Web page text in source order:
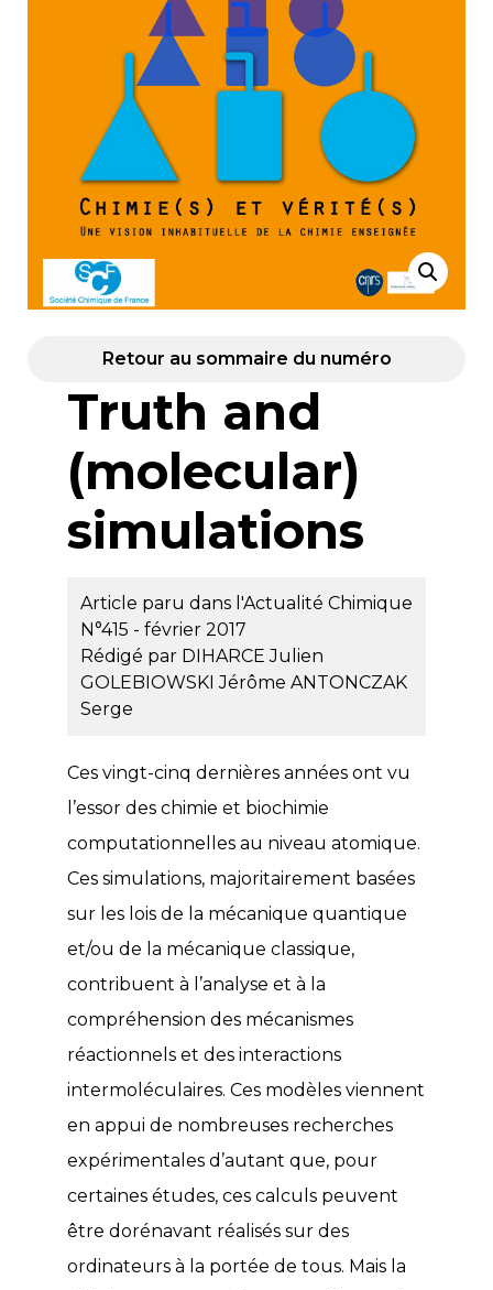
Retour au sommaire du numéro
Truth and
(molecular)
simulations
Article paru dans l'Actualité Chimique
N°415 - février 2017
Rédigé par DIHARCE Julien
GOLEBIOWSKI Jérôme ANTONCZAK
Serge
Ces vingt-cinq dernières années ont vu
l’essor des chimie et biochimie
computationnelles au niveau atomique.
Ces simulations, majoritairement basées
sur les lois de la mécanique quantique
et/ou de la mécanique classique,
contribuent à l’analyse et à la
compréhension des mécanismes
réactionnels et des interactions
intermoléculaires. Ces modèles viennent
en appui de nombreuses recherches
expérimentales d’autant que, pour
certaines études, ces calculs peuvent
être dorénavant réalisés sur des
ordinateurs à la portée de tous. Mais la